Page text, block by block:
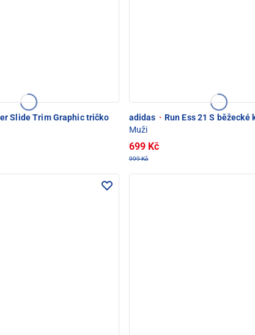
Slide Trim Graphic tričko adidas · Run Ess 21 S běžecké
Muži
699 Kč
999 Kč